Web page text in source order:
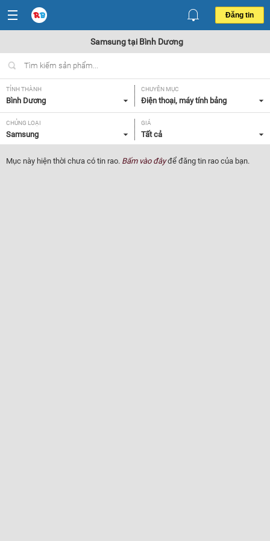
Đăng tin
Samsung tại Bình Dương
TỈNH THÀNH
Bình Dương
CHUYÊN MỤC
Điện thoại, máy tính bảng
CHỦNG LOẠI
Samsung
GIÁ
Tất cả
Mục này hiện thời chưa có tin rao. Bấm vào đâyđể đăng tin rao của bạn.